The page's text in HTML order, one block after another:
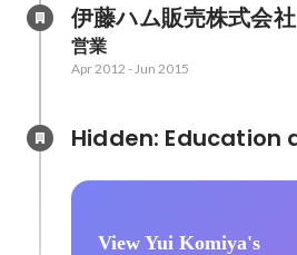
伊藤ハム販売株式会社
営業
Apr 2012 - Jun 2015
View Yui Komiya's